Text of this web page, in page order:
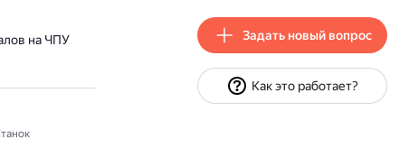
на ЧПУ
Задать новый вопрос
Как это работает?